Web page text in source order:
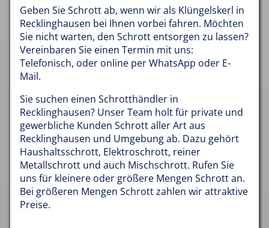
Geben Sie Schrott ab, wenn wir als Klüngelskerl in
Recklinghausen bei Ihnen vorbei fahren. Möchten
Sie nicht warten, den Schrott entsorgen zu lassen?
Vereinbaren Sie einen Termin mit uns:
Telefonisch, oder online per WhatsApp oder E-
Mail.
Sie suchen einen Schrotthändler in
Recklinghausen? Unser Team holt für private und
gewerbliche Kunden Schrott aller Art aus
Recklinghausen und Umgebung ab. Dazu gehört
Haushaltsschrott, Elektroschrott, reiner
Metallschrott und auch Mischschrott. Rufen Sie
uns für kleinere oder größere Mengen Schrott an.
Bei größeren Mengen Schrott zahlen wir attraktive
Preise.